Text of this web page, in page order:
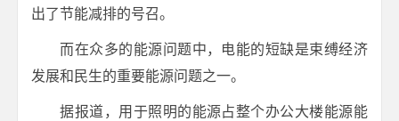
出了节能减排的号召。
而在众多的能源问题中，电能的短缺是束缚经济
发展和民生的重要能源问题之一。
据报道，用于照明的能源占整个办公大楼能源能